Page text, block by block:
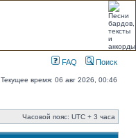
FAQ Поиск
Текущее время: 06 авг 2026, 00:46
Часовой пояс: UTC + 3 часа